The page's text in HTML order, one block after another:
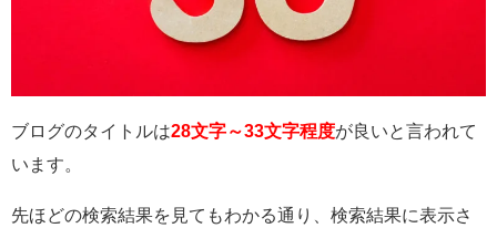
ブログのタイトルは28文字～33文字程度が良いと言われて
います。
先ほどの検索結果を見てもわかる通り、検索結果に表示さ